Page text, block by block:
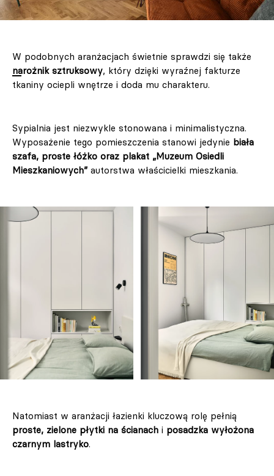
W podobnych aranżacjach świetnie sprawdzi się także
narożnik sztruksowy, który dzięki wyraźnej fakturze
tkaniny ociepli wnętrze i doda mu charakteru.
Sypialnia jest niezwykle stonowana i minimalistyczna.
Wyposażenie tego pomieszczenia stanowi jedynie biała
szafa, proste łóżko oraz plakat „Muzeum Osiedli
Mieszkaniowych” autorstwa właścicielki mieszkania.
Natomiast w aranżacji łazienki kluczową rolę pełnią
proste, zielone płytki na ścianach i posadzka wyłożona
czarnym lastryko.